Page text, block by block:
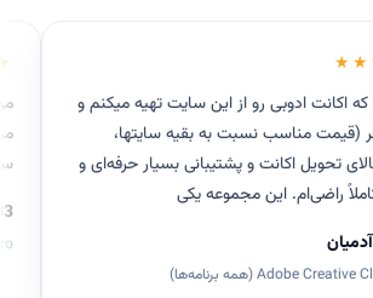
★★★★★
دو ساله که اکانت ادوبی رو از این سایت تهیه میکنم و
از هر نظر (قیمت مناسب نسبت به بقیه سایتها،
سرعت بالای تحویل اکانت و پشتیبانی بسیار حرفه‌ای و
سریع) کاملاً راضی‌ام. این مجموعه یکی
احسان آدمیان
Adobe Creative Cloud Pro (همه برنامه‌ها)